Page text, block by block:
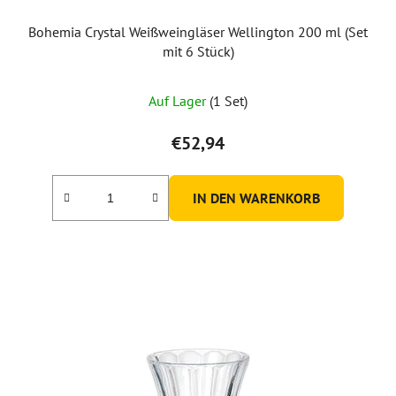
Bohemia Crystal Weißweingläser Wellington 200 ml (Set
mit 6 Stück)
durchschnittliche
Produktbewertung
ist
5,0
von
Auf Lager (1 Set)
€52,94
IN DEN WARENKORB